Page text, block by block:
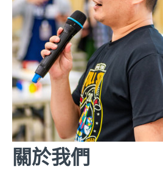
關於我們